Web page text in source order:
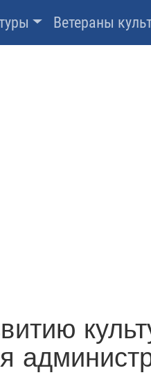
Ветераны